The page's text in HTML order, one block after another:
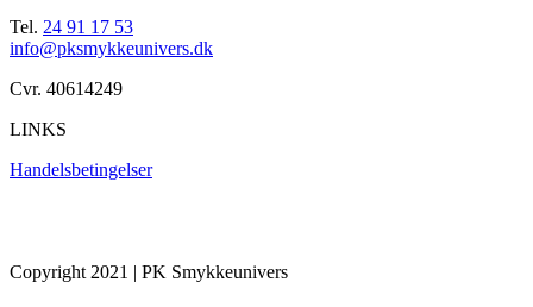
Tel. 24 91 17 53
info@pksmykkeunivers.dk
Cvr. 40614249
LINKS
Handelsbetingelser
Copyright 2021 | PK Smykkeunivers